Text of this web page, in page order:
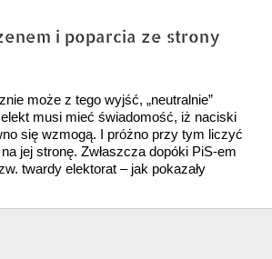
i poparcia ze strony
może z tego wyjść, „neutralnie”
musi mieć świadomość, iż naciski
się wzmogą. I próżno przy tym liczyć
jej stronę. Zwłaszcza dopóki PiS-em
twardy elektorat – jak pokazały